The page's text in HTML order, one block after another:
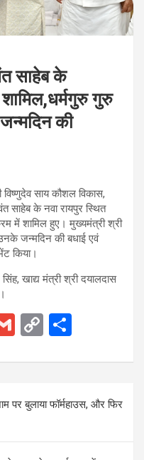
साहेब के
गुरु
की
साय कौशल विकास,
साहेब के नवा रायपुर स्थित
में शामिल हुए। मुख्यमंत्री श्री
जन्मदिन की बधाई एवं
किया।
खाद्य मंत्री श्री दयालदास
G
ail
C
py
Li
n
k
ar
पर बुलाया फॉर्महाउस, और फिर